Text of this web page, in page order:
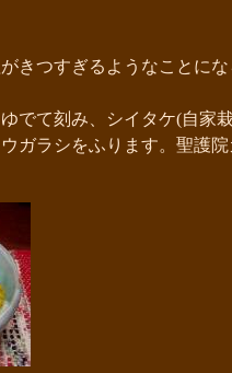
きつすぎるようなことに
でて刻み、シイタケ(自家
ガラシをふります。聖護